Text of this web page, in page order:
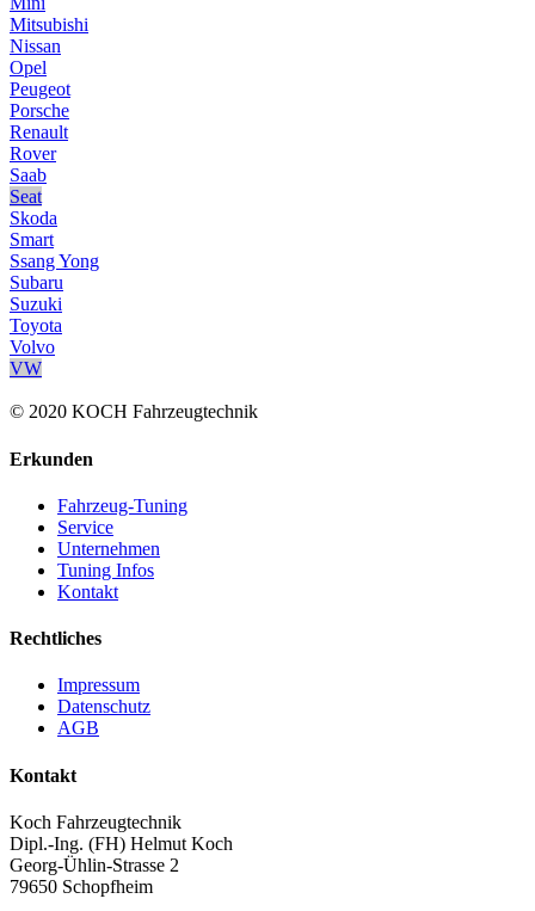
Mitsubishi
Nissan
Opel
Peugeot
Porsche
Renault
Rover
Saab
Seat
Skoda
Smart
Ssang Yong
Subaru
Suzuki
Toyota
Volvo
VW
© 2020 KOCH Fahrzeugtechnik
Erkunden
Fahrzeug-Tuning
Service
Unternehmen
Tuning Infos
Kontakt
Rechtliches
Impressum
Datenschutz
AGB
Kontakt
Koch Fahrzeugtechnik
Dipl.-Ing. (FH) Helmut Koch
Georg-Ühlin-Strasse 2
79650 Schopfheim